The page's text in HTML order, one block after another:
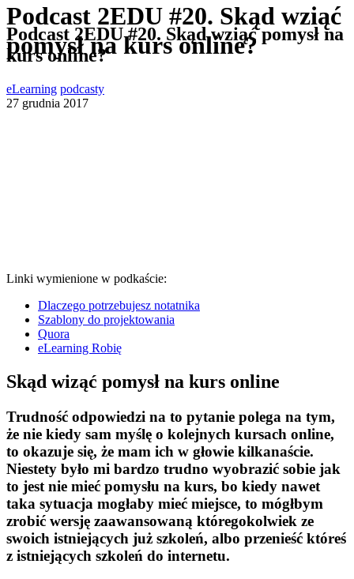
Podcast 2EDU #20. Skąd wziąć
pomysł na kurs online?
Podcast 2EDU #20. Skąd wziąć pomysł na
kurs online?
eLearning podcasty
27 grudnia 2017
Linki wymienione w podkaście:
Dlaczego potrzebujesz notatnika
Szablony do projektowania
Quora
eLearning Robię
Skąd wiząć pomysł na kurs online
Trudność odpowiedzi na to pytanie polega na tym,
że nie kiedy sam myślę o kolejnych kursach online,
to okazuje się, że mam ich w głowie kilkanaście.
Niestety było mi bardzo trudno wyobrazić sobie jak
to jest nie mieć pomysłu na kurs, bo kiedy nawet
taka sytuacja mogłaby mieć miejsce, to mógłbym
zrobić wersję zaawansowaną któregokolwiek ze
swoich istniejących już szkoleń, albo przenieść któreś
z istniejących szkoleń do internetu.